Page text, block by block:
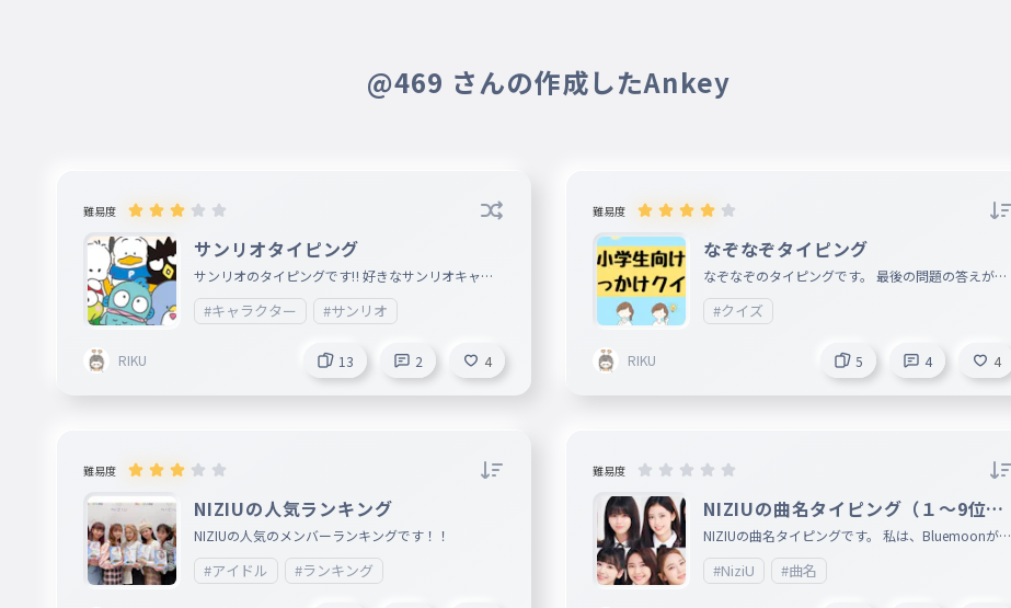
@469 さんの作成したAnkey
難易度
サンリオタイピング
サンリオのタイピングです‼ 好きなサンリオキャラ
クターは？💙
#キャラクター #サンリオ
RIKU 13 2 4
難易度
なぞなぞタイピング
なぞなぞのタイピングです。 最後の問題の答えがわ
かった人は、コメントで、書いてください。
#クイズ
RIKU 5 4 4
難易度
NIZIUの人気ランキング
NIZIUの人気のメンバーランキングです！！
#アイドル #ランキング
難易度
NIZIUの曲名タイピング（１〜9位ま
でです）
NIZIUの曲名タイピングです。 私は、Bluemoonがす
きです💗 全部好き💗
#NiziU #曲名